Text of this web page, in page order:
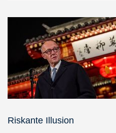
Riskante Illusion